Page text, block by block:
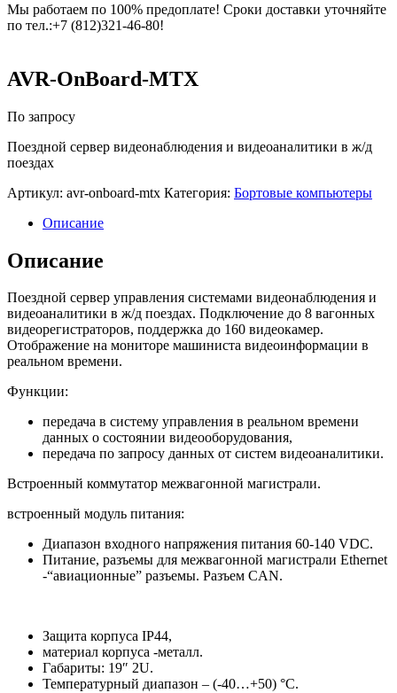
Мы работаем по 100% предоплате! Сроки доставки уточняйте
по тел.:+7 (812)321-46-80!
AVR-OnBoard-MTX
По запросу
Поездной сервер видеонаблюдения и видеоаналитики в ж/д
поездах
Артикул: avr-onboard-mtx Категория: Бортовые компьютеры
Описание
Описание
Поездной сервер управления системами видеонаблюдения и
видеоаналитики в ж/д поездах. Подключение до 8 вагонных
видеорегистраторов, поддержка до 160 видеокамер.
Отображение на мониторе машиниста видеоинформации в
реальном времени.
Функции:
передача в систему управления в реальном времени
данных о состоянии видеооборудования,
передача по запросу данных от систем видеоаналитики.
Встроенный коммутатор межвагонной магистрали.
встроенный модуль питания:
Диапазон входного напряжения питания 60-140 VDC.
Питание, разъемы для межвагонной магистрали Ethernet
-“авиационные” разъемы. Разъем CAN.
Защита корпуса IP44,
материал корпуса -металл.
Габариты: 19″ 2U.
Температурный диапазон – (-40…+50) °С.